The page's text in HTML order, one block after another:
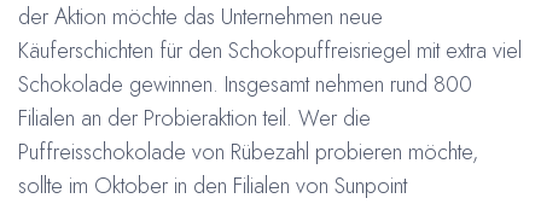
der Aktion möchte das Unternehmen neue
Käuferschichten für den Schokopuffreisriegel mit extra viel
Schokolade gewinnen. Insgesamt nehmen rund 800
Filialen an der Probieraktion teil. Wer die
Puffreisschokolade von Rübezahl probieren möchte,
sollte im Oktober in den Filialen von Sunpoint